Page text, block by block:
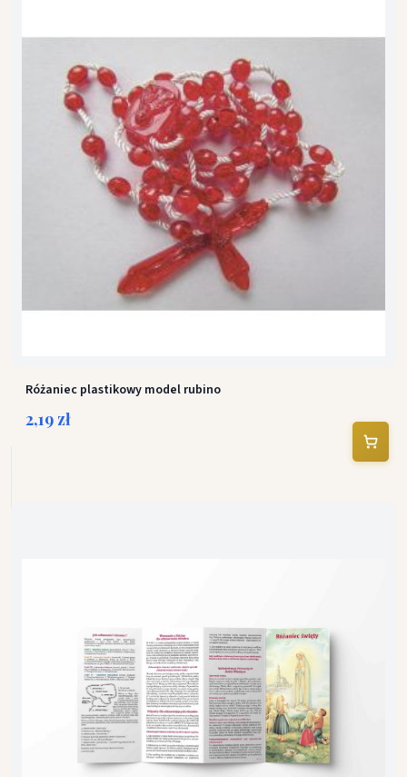
Różaniec plastikowy model rubino
2,19 zł